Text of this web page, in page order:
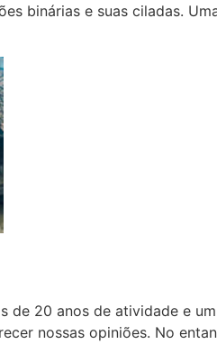
binárias e suas ciladas.
20 anos de atividade e
nossas opiniões. No